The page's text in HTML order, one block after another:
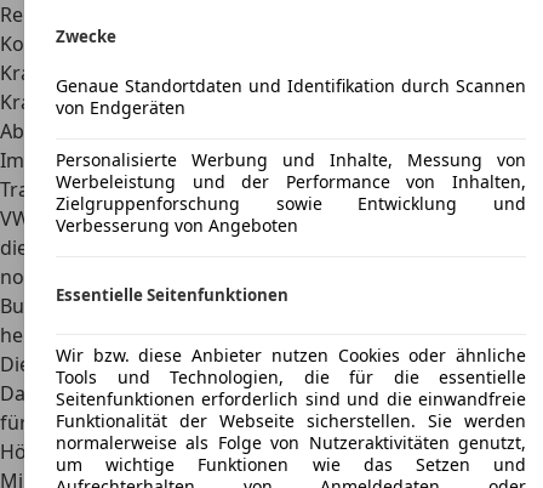
Reichweite nach WLTP
Kombinierter
Kraftstoffverbrauch
Kraftübertragung
Abmessungen
Im direkten Vergleich zum heutigen Angebot der
Transporter-Modelle aus dem Hause Volkswagen fällt der
VW T1 sehr klein und wendig aus. Zudemunterstreichen
die Abmessungen die Alltagstauglichkeit
noch einmal deutlich. In der kleinsten Ausführung ist der
Bulli nur rund 4,3 Meter lang, dies entspricht nach
heutigen Maßstäben einem Fahrzeug der Kompaktklasse.
Die Breite ist bei diesem Modell mit 1,8 Metern angegeben.
Das hervorragende Platzangebot im Inneren, wahlweise
für Mitfahrer oder einen Transport, ergibt sich durch eine
Höhe von über 1,9 Metern. Der Radstand beträgt 2.400
Millimeter.
Zwecke
Genaue Standortdaten und Identifikation durch Scannen
von Endgeräten
Personalisierte Werbung und Inhalte, Messung von
Werbeleistung und der Performance von Inhalten,
Zielgruppenforschung sowie Entwicklung und
Verbesserung von Angeboten
Essentielle Seitenfunktionen
Wir bzw. diese Anbieter nutzen Cookies oder ähnliche
Tools und Technologien, die für die essentielle
Seitenfunktionen erforderlich sind und die einwandfreie
Funktionalität der Webseite sicherstellen. Sie werden
normalerweise als Folge von Nutzeraktivitäten genutzt,
um wichtige Funktionen wie das Setzen und